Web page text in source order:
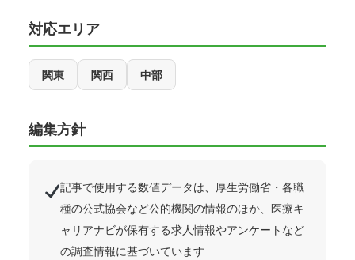
対応エリア
関東 関西 中部
編集方針
記事で使用する数値データは、厚生労働省・各職
種の公式協会など公的機関の情報のほか、医療キ
ャリアナビが保有する求人情報やアンケートなど
の調査情報に基づいています